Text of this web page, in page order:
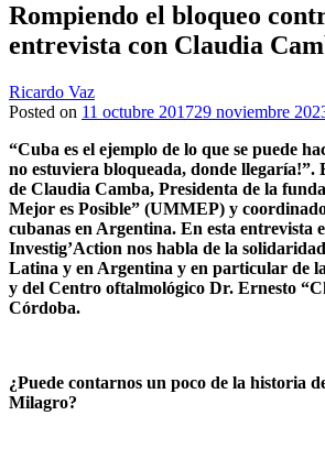
Rompiendo el bloqueo
entrevista con Claudia
Ricardo Vaz
Posted on 11 octubre 201729 noviembre
“Cuba es el ejemplo de lo que se puede
no estuviera bloqueada, donde llegaría!”.
de Claudia Camba, Presidenta de la
Mejor es Posible” (UMMEP) y
cubanas en Argentina. En esta entrevista
Investig’Action nos habla de la
Latina y en Argentina y en particular de
y del Centro oftalmológico Dr. Ernesto
Córdoba.
¿Puede contarnos un poco de la historia
Milagro?